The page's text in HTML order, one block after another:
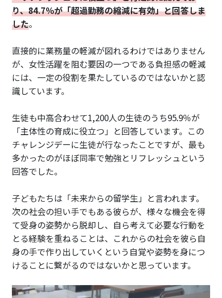
り、84.7％が「超過勤務の縮減に有効」と回答しま
した。
直接的に業務量の軽減が図れるわけではありません
が、女性活躍を阻む要因の一つである負担感の軽減
には、一定の役割を果たしているのではないかと認
識しています。
生徒も中高合わせて1,200人の生徒のうち95.9％が
「主体性の育成に役立つ」と回答しています。この
チャレンジデーに生徒が行なったことですが、最も
多かったのがほぼ同率で勉強とリフレッシュという
回答でした。
子どもたちは「未来からの留学生」と言われます。
次の社会の担い手でもある彼らが、様々な機会を得
て受身の姿勢から脱却し、自ら考えて必要な行動を
とる経験を重ねることは、これからの社会を彼ら自
身の手で作り出していくという自覚や姿勢を身につ
けることに繋がるのではないかと思っています。